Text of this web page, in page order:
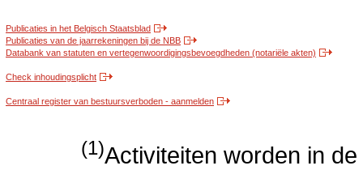
Publicaties in het Belgisch Staatsblad
Publicaties van de jaarrekeningen bij de NBB
Databank van statuten en vertegenwoordigingsbevoegdheden (notariële akten)
Check inhoudingsplicht
Centraal register van bestuursverboden - aanmelden
(1)Activiteiten worden in